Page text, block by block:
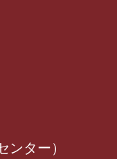
ンター）